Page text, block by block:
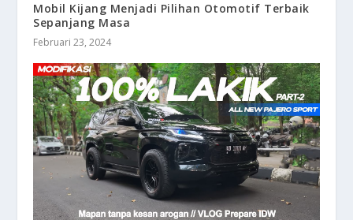
Mobil Kijang Menjadi Pilihan Otomotif Terbaik
Sepanjang Masa
Februari 23, 2024